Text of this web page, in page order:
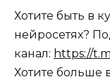
Хотите быть в
нейросетях?
канал: https://
Хотите больше